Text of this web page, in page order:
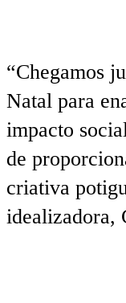
“Chegamos
Natal para
impacto
de
criativa
idealizadora,